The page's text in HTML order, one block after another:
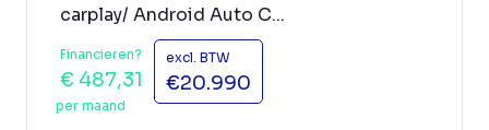
carplay/ Android Auto C...
Financieren?
€ 487,31
per maand
excl. BTW
€20.990